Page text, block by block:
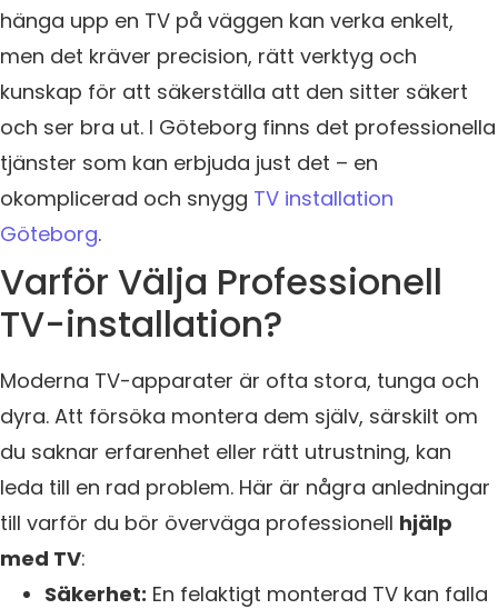
hänga upp en TV på väggen kan verka enkelt,
men det kräver precision, rätt verktyg och
kunskap för att säkerställa att den sitter säkert
och ser bra ut. I Göteborg finns det professionella
tjänster som kan erbjuda just det – en
okomplicerad och snygg TV installation
Göteborg.
Varför Välja Professionell
TV-installation?
Moderna TV-apparater är ofta stora, tunga och
dyra. Att försöka montera dem själv, särskilt om
du saknar erfarenhet eller rätt utrustning, kan
leda till en rad problem. Här är några anledningar
till varför du bör överväga professionell hjälp
med TV:
Säkerhet: En felaktigt monterad TV kan falla